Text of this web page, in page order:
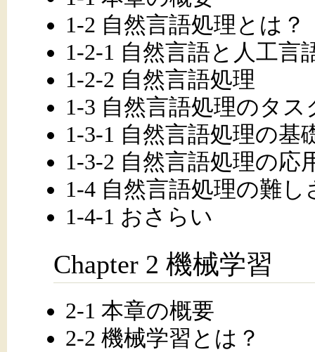
1-2 自然言語処理とは？
1-2-1 自然言語と人工言
1-2-2 自然言語処理
1-3 自然言語処理のタス
1-3-1 自然言語処理の基
1-3-2 自然言語処理の応
1-4 自然言語処理の難し
1-4-1 おさらい
Chapter 2 機械学習
2-1 本章の概要
2-2 機械学習とは？